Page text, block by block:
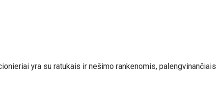
yra su ratukais ir nešimo rankenomis, palengvinančiais